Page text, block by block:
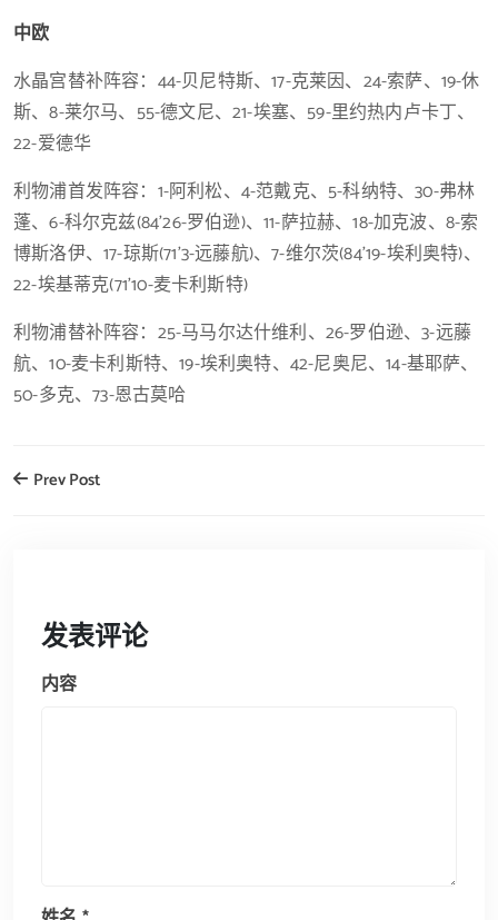
中欧
水晶宫替补阵容：44-贝尼特斯、17-克莱因、24-索萨、19-休
斯、8-莱尔马、55-德文尼、21-埃塞、59-里约热内卢卡丁、
22-爱德华
利物浦首发阵容：1-阿利松、4-范戴克、5-科纳特、30-弗林
蓬、6-科尔克兹(84’26-罗伯逊)、11-萨拉赫、18-加克波、8-索
博斯洛伊、17-琼斯(71’3-远藤航)、7-维尔茨(84’19-埃利奥特)、
22-埃基蒂克(71’10-麦卡利斯特)
利物浦替补阵容：25-马马尔达什维利、26-罗伯逊、3-远藤
航、10-麦卡利斯特、19-埃利奥特、42-尼奥尼、14-基耶萨、
50-多克、73-恩古莫哈
Prev Post
发表评论
内容